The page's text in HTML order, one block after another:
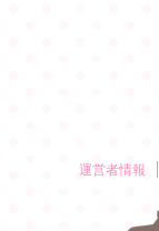
運営者情報